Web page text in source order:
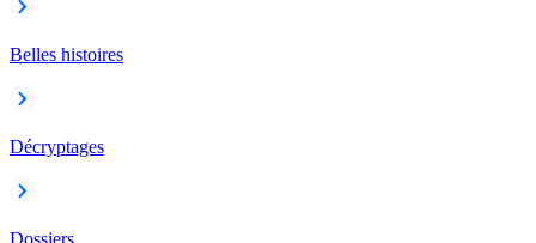
Belles histoires
Décryptages
Dossiers